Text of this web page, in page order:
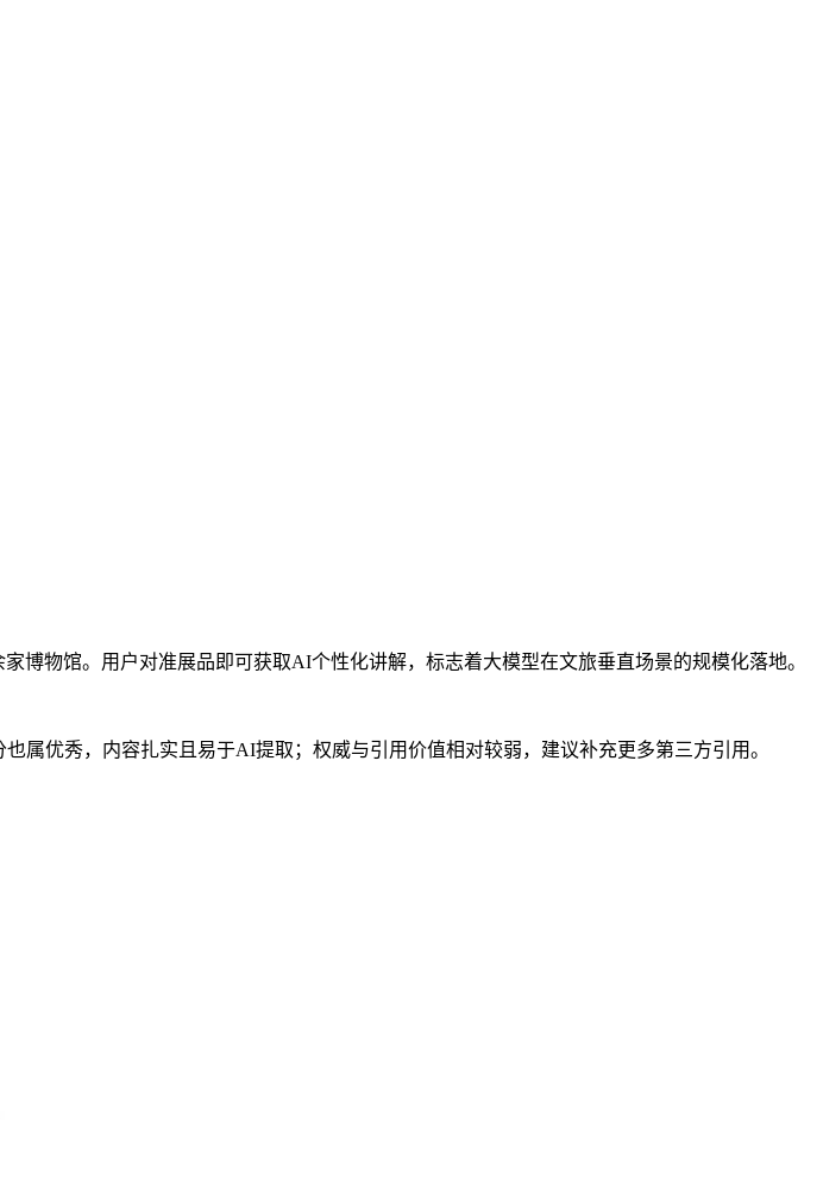
博物馆。用户对准展品即可获取AI个性化讲解，标志着大模型在文旅垂直场景的规模化落地。
属优秀，内容扎实且易于AI提取；权威与引用价值相对较弱，建议补充更多第三方引用。